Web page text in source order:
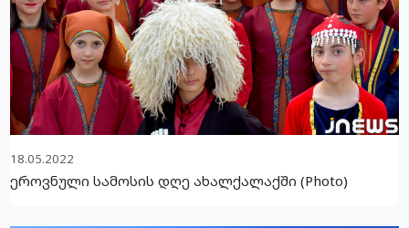
18.05.2022
ეროვნული სამოსის დღე ახალქალაქში (Photo)